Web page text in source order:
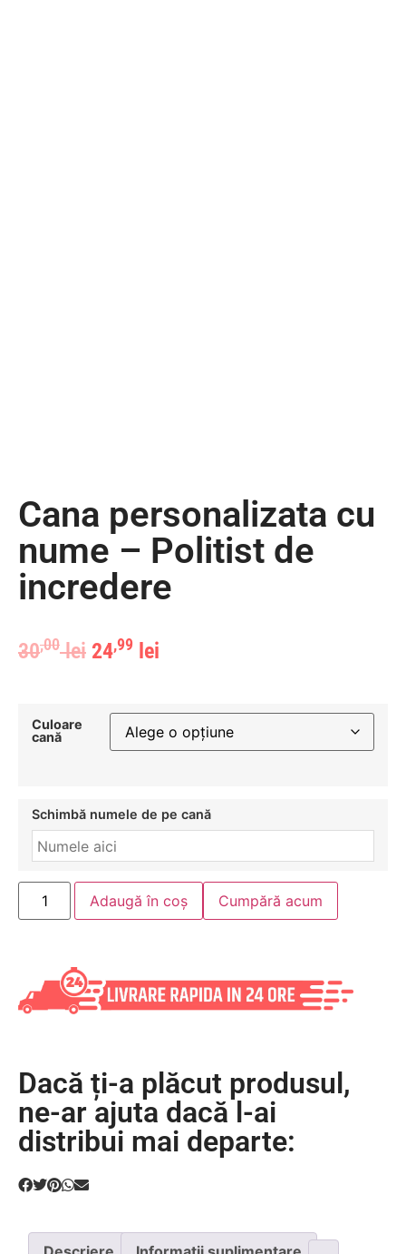
Cana personalizata cu
nume – Politist de
incredere
30,00 lei 24,99 lei
Culoare
cană
Schimbă numele de pe cană
Adaugă în coș Cumpără acum
Dacă ți-a plăcut produsul,
ne-ar ajuta dacă l-ai
distribui mai departe: